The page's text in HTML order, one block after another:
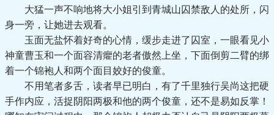
大猛一声不响地将大小姐引到青城山囚禁敌人的处所，闪
身一旁，让她进去观看。
玉面无盐怀着好奇的心情，缓步走进了囚室，一眼看见小
神童曹玉和一个面容清癯的老者傲然上坐，下面倒剪二臂的绑
着一个锦袍人和两个面目姣好的俊童。
不用笔者多舌，读者早已明白，有了千里独行吴尚这把硬
手作内应，活捉阴阳两极和他的两个俊童，还不是易如反掌！